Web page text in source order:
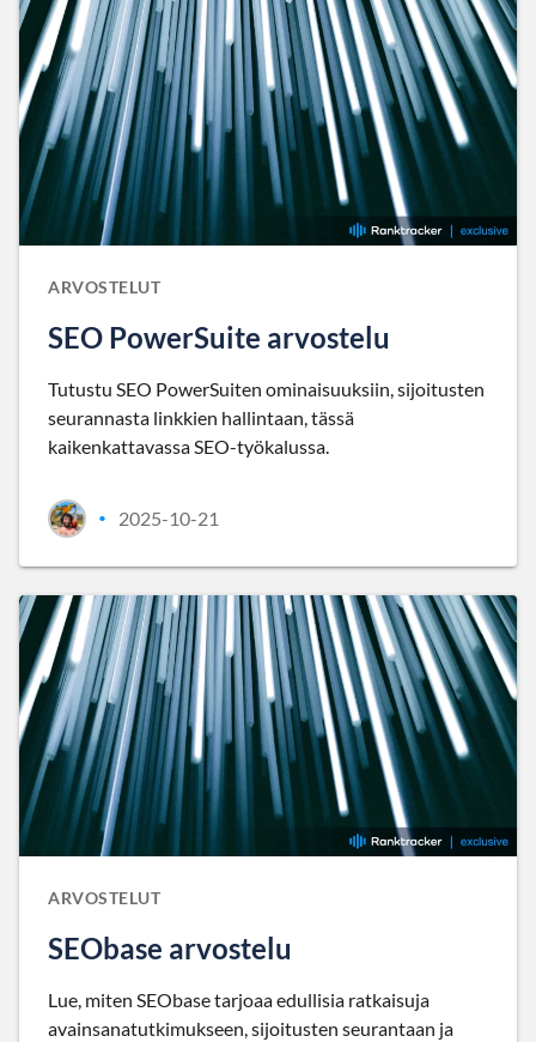
ARVOSTELUT
SEO PowerSuite arvostelu
Tutustu SEO PowerSuiten ominaisuuksiin, sijoitusten
seurannasta linkkien hallintaan, tässä
kaikenkattavassa SEO-työkalussa.
• 2025-10-21
ARVOSTELUT
SEObase arvostelu
Lue, miten SEObase tarjoaa edullisia ratkaisuja
avainsanatutkimukseen, sijoitusten seurantaan ja